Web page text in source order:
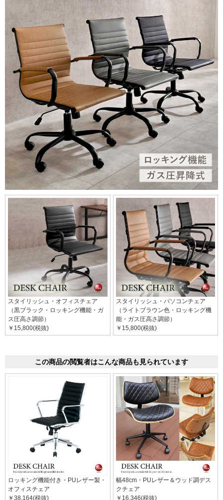
スタイリッシュ・オフィスチェア
（黒ブラック・ロッキング機能・ガ
ス圧高さ調節）
￥15,800(税抜)
スタイリッシュ・パソコンチェア
（ライトブラウン色・ロッキング機
能・ガス圧高さ調節）
￥15,800(税抜)
この商品の閲覧者はこんな商品も見られています
ロッキング機能付き・PUレザー製・
オフィスチェア
￥38,164(税抜)
幅48cm・PUレザー＆ウッド調デス
クチェア
￥16,346(税抜)